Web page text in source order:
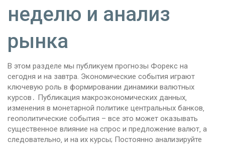
неделю и анализ
рынка
В этом разделе мы публикуем прогнозы Форекс на
сегодня и на завтра. Экономические события играют
ключевую роль в формировании динамики валютных
курсов․ Публикация макроэкономических данных‚
изменения в монетарной политике центральных банков‚
геополитические события – все это может оказывать
существенное влияние на спрос и предложение валют‚ а
следовательно‚ и на их курсы; Постоянно анализируйте